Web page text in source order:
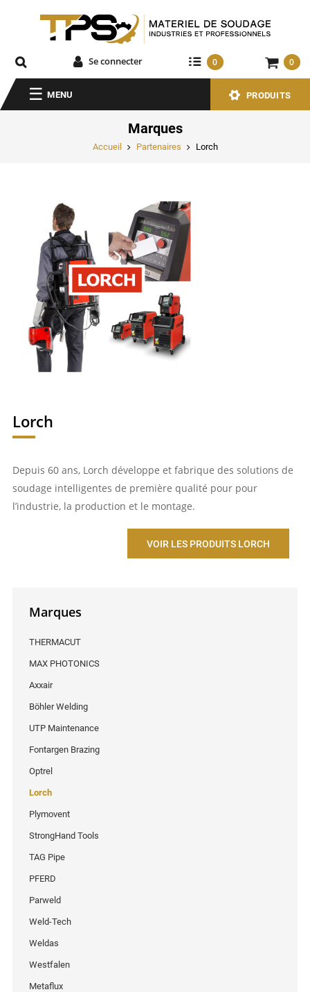
Se connecter 0 0
MENU PRODUITS
Marques
Accueil Partenaires Lorch
Marques
THERMACUT
MAX PHOTONICS
Axxair
Böhler Welding
UTP Maintenance
Fontargen Brazing
Optrel
Lorch
Plymovent
StrongHand Tools
TAG Pipe
PFERD
Parweld
Weld-Tech
Weldas
Westfalen
Metaflux
Lorch
Depuis 60 ans, Lorch développe et fabrique des solutions de
soudage intelligentes de première qualité pour pour
l’industrie, la production et le montage.
VOIR LES PRODUITS LORCH